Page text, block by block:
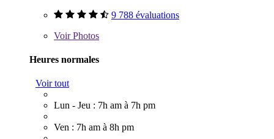
9 788 évaluations
VoirPhotos
Heures normales
Voir tout
Lun - Jeu : 7h am à 7h pm
Ven : 7h am à 8h pm